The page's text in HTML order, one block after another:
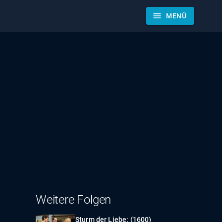
menu MENÜ
Weitere Folgen
Sturm der Liebe: (1600)